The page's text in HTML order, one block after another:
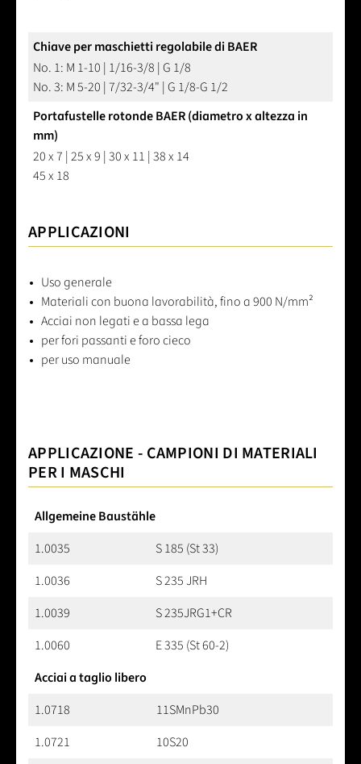
Chiave per maschietti regolabile di BAER
No. 1: M 1-10 | 1/16-3/8 | G 1/8
No. 3: M 5-20 | 7/32-3/4" | G 1/8-G 1/2
Portafustelle rotonde BAER (diametro x altezza in
mm)
20 x 7 | 25 x 9 | 30 x 11 | 38 x 14
45 x 18
APPLICAZIONI
Uso generale
Materiali con buona lavorabilità, fino a 900 N/mm²
Acciai non legati e a bassa lega
per fori passanti e foro cieco
per uso manuale
APPLICAZIONE - CAMPIONI DI MATERIALI
PER I MASCHI
Allgemeine Baustähle
1.0035
S 185 (St 33)
1.0036
S 235 JRH
1.0039
S 235JRG1+CR
1.0060
E 335 (St 60-2)
Acciai a taglio libero
1.0718
11SMnPb30
1.0721
10S20